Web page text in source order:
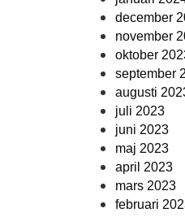
december
november
oktober
september
augusti
juli 2023
juni 2023
maj 2023
april 2023
mars 2023
februari